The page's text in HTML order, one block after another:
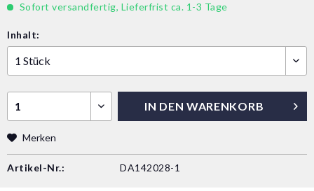
Sofort versandfertig, Lieferfrist ca. 1-3 Tage
Inhalt:
IN DEN WARENKORB
Merken
Artikel-Nr.: DA142028-1